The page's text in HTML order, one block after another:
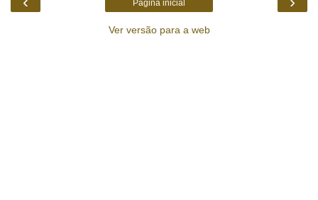
Página inicial
Ver versão para a web